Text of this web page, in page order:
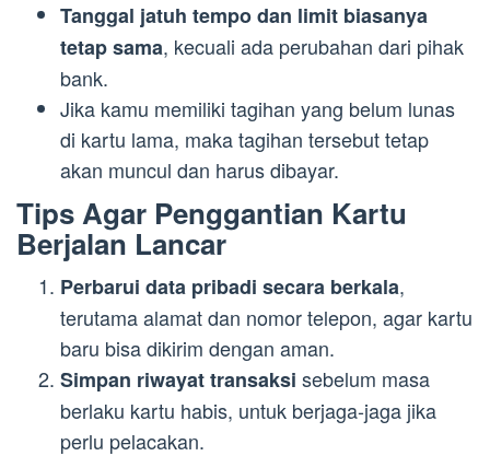
Tanggal jatuh tempo dan limit biasanya
tetap sama, kecuali ada perubahan dari pihak
bank.
Jika kamu memiliki tagihan yang belum lunas
di kartu lama, maka tagihan tersebut tetap
akan muncul dan harus dibayar.
Tips Agar Penggantian Kartu
Berjalan Lancar
Perbarui data pribadi secara berkala,
terutama alamat dan nomor telepon, agar kartu
baru bisa dikirim dengan aman.
Simpan riwayat transaksi sebelum masa
berlaku kartu habis, untuk berjaga-jaga jika
perlu pelacakan.